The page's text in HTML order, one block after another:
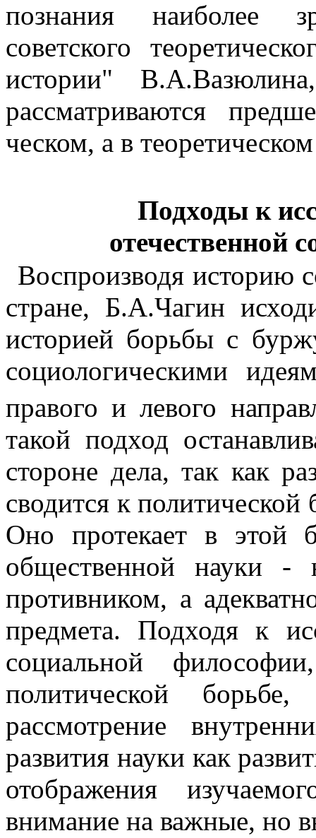
познания наиболее
советского
истории"
рассматриваются
ческом, а в
Подходы к
отечественной
Воспроизводя историю
стране, Б.А.Чагин
историей борьбы с
социологическими
правого и левого
такой подход
стороне дела, так как
сводится к
Оно протекает в этой
общественной науки -
противником, а
предмета. Подходя к
социальной
политической
рассмотрение
развития науки как
отображения
внимание на важные, но